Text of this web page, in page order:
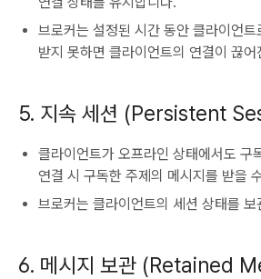
브로커는 설정된 시간 동안 클라이언
받지 못하면 클라이언트의 연결이 끊
5. 지속 세션 (Persistent
클라이언트가 오프라인 상태에서도 구
연결 시 구독한 주제의 메시지를 받을
브로커는 클라이언트의 세션 상태를 보
6. 메시지 보관 (Retained